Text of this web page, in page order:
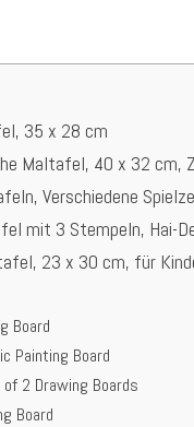
35 x 28 cm
Maltafel, 40 x 32 cm,
Verschiedene
mit 3 Stempeln, Hai-
23 x 30 cm, für
Board
Painting Board
2 Drawing Boards
Board